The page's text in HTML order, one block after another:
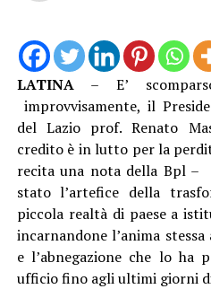
LATINA– E’
improvvisamente, il
del Lazio prof. Renato
credito è in lutto per la
recita una nota della Bpl –
stato l’artefice della
piccola realtà di paese a
incarnandone l’anima
e l’abnegazione che lo ha
ufficio fino agli ultimi giorni